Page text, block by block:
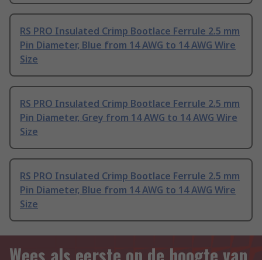
RS PRO Insulated Crimp Bootlace Ferrule 2.5 mm
Pin Diameter, Blue from 14 AWG to 14 AWG Wire
Size
RS PRO Insulated Crimp Bootlace Ferrule 2.5 mm
Pin Diameter, Grey from 14 AWG to 14 AWG Wire
Size
RS PRO Insulated Crimp Bootlace Ferrule 2.5 mm
Pin Diameter, Blue from 14 AWG to 14 AWG Wire
Size